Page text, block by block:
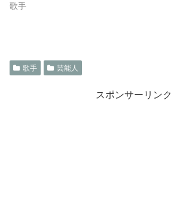
歌手
歌手 芸能人
スポンサーリンク